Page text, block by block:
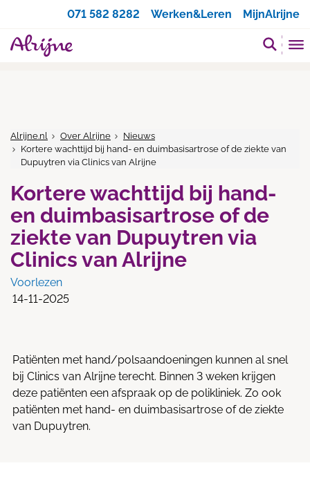
071 582 8282
Werken&Leren MijnAlrijne
Alrijne.nl Over Alrijne
Nieuws
Kortere wachttijd bij hand- en duimbasisartrose of de ziekte van
Dupuytren via Clinics van Alrijne
Kortere wachttijd bij hand-
en duimbasisartrose of de
ziekte van Dupuytren via
Clinics van Alrijne
Voorlezen
14-11-2025
Patiënten met hand/polsaandoeningen kunnen al snel
bij Clinics van Alrijne terecht. Binnen 3 weken krijgen
deze patiënten een afspraak op de polikliniek. Zo ook
patiënten met hand- en duimbasisartrose of de ziekte
van Dupuytren.